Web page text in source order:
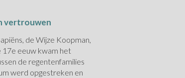
vertrouwen
de Wijze Koopman,
17e eeuw kwam het
de regentenfamilies
werd opgestreken en